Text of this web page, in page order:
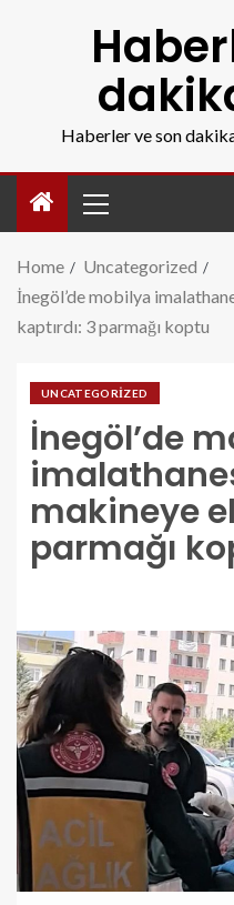
Haberler ve son
Home
Uncategorized
İnegöl’de mobilya
kaptırdı: 3 parmağı koptu
UNCATEGORIZED
İnegöl’de
makineye
parmağı